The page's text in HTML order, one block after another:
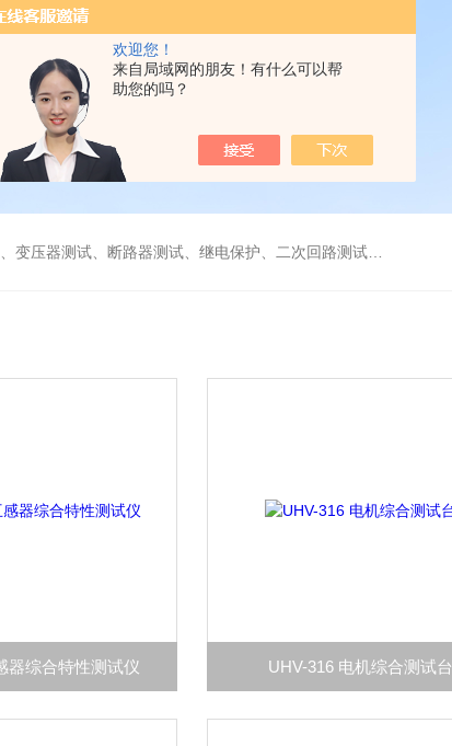
欢迎您！
来自局域网的朋友！有什么可以帮
助您的吗？
压器测试、断路器测试、继电保护、二次回路测试、电
器综合特性测试仪 UHV-316 电机综合测试台